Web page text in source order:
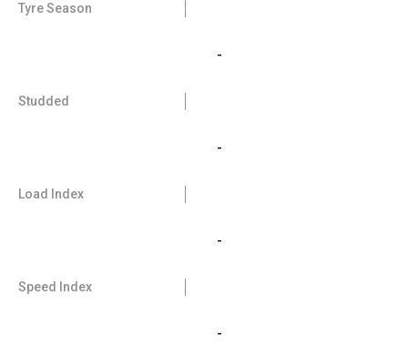
Tyre Season
-
Studded
-
Load Index
-
Speed Index
-